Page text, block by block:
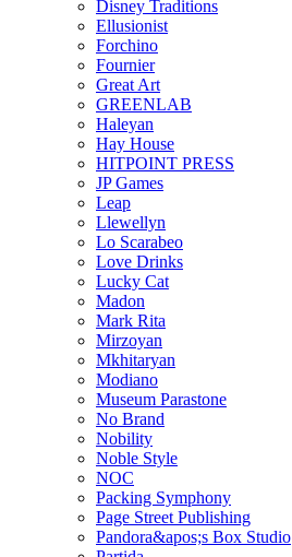
Disney Traditions
Ellusionist
Forchino
Fournier
Great Art
GREENLAB
Haleyan
Hay House
HITPOINT PRESS
JP Games
Leap
Llewellyn
Lo Scarabeo
Love Drinks
Lucky Cat
Madon
Mark Rita
Mirzoyan
Mkhitaryan
Modiano
Museum Parastone
No Brand
Nobility
Noble Style
NOC
Packing Symphony
Page Street Publishing
Pandora&apos;s Box Studio